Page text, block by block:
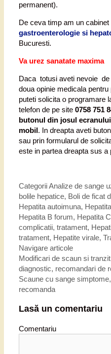
permanent).
De ceva timp am un cabinet
gastroenterologie si
Bucuresti.
Va urez sanatate maxima
Daca totusi aveti nevoie de
doua opinie medicala
puteti solicita o programare
telefon de pe site 0758 751
butonul din josul
mobil. In dreapta aveti
sau prin formularul de
este in partea dreapta sus a
CategoriiAnalize de sange
bolile hepatice, Boli de ficat
Hepatita autoimuna,
Hepatita B forum, Hepatita
complicatii, tratament,
tratament, Hepatite virale,
Navigare articole
Modificari de scaun si
diagnostic, recomandari de
Scaune cu sange
recomanda
Lasă un comentariu
Comentariu